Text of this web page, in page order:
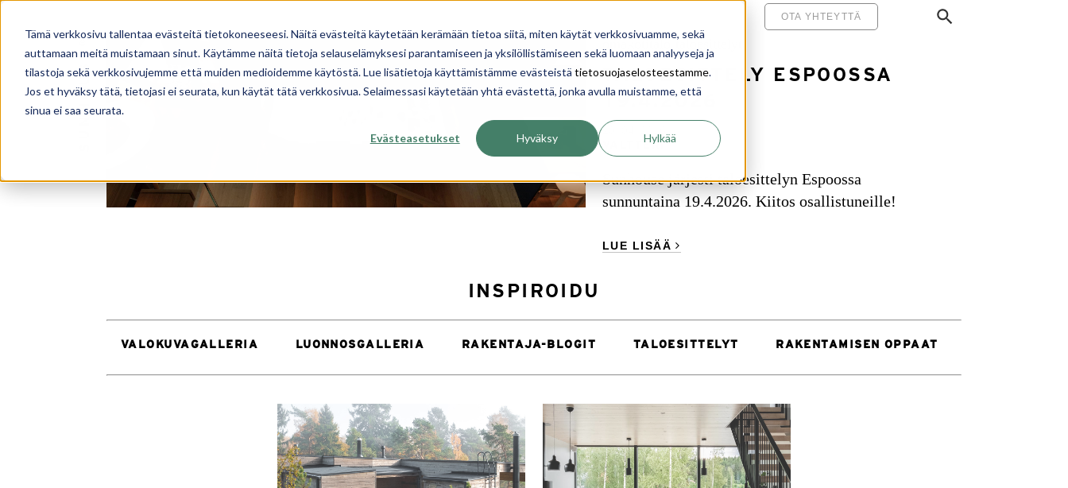
Tämä verkkosivu tallentaa evästeitä tietokoneeseesi. Näitä evästeitä käytetään kerämään tietoa siitä, miten käytät verkkosivuamme, sekä
auttamaan meitä muistamaan sinut. Käytämme näitä tietoja selauselämyksesi parantamiseen ja yksilöllistämiseen sekä luomaan analyyseja ja
tilastoja sekä verkkosivujemme että muiden medioidemme käytöstä. Lue lisätietoja käyttämistämme evästeistä tietosuojaselosteestamme.
Jos et hyväksy tätä, tietojasi ei seurata, kun käytät tätä verkkosivua. Selaimessasi käytetään yhtä evästettä, jonka avulla muistamme, että
sinua ei saa seurata.
Evästeasetukset Hyväksy Hylkää
OTA YHTEYTTÄ
taloesittelyt
TALOESITTELY ESPOOSSA
19.4.2026
20. 04. 2026
VALTTERI
Sunhouse järjesti taloesittelyn Espoossa
sunnuntaina 19.4.2026. Kiitos osallistuneille!
LUE LISÄÄ
INSPIROIDU
VALOKUVAGALLERIA LUONNOSGALLERIA RAKENTAJA-BLOGIT TALOESITTELYT RAKENTAMISEN OPPAAT